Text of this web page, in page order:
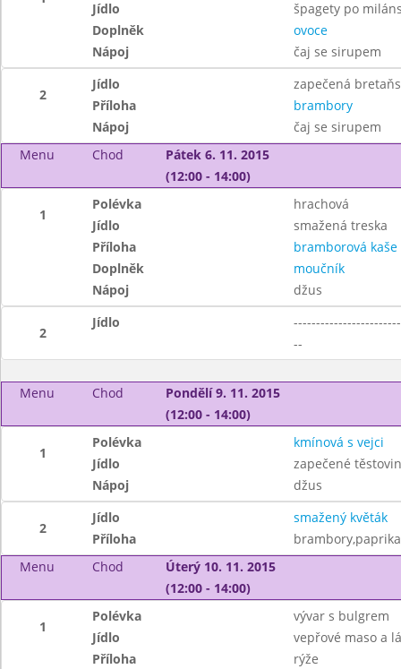
Jídlo
špagety po
Doplněk
ovoce
Nápoj
čaj se sirupem
2
Jídlo
zapečená
Příloha
brambory
Nápoj
čaj se sirupem
Menu
Chod
Pátek 6. 11. 2015
(12:00 - 14:00)
1
Polévka
hrachová
Jídlo
smažená treska
Příloha
bramborová kaše
Doplněk
moučník
Nápoj
džus
2
Jídlo
--
Menu Chod
Pondělí 9. 11. 2015
(12:00 - 14:00)
1
Polévka
kmínová s vejci
Jídlo
zapečené
Nápoj
džus
2
Jídlo
smažený květák
Příloha
brambory,paprika
Menu
Chod
Úterý 10. 11. 2015
(12:00 - 14:00)
1
Polévka
vývar s bulgrem
Jídlo
vepřové maso a
Příloha
rýže